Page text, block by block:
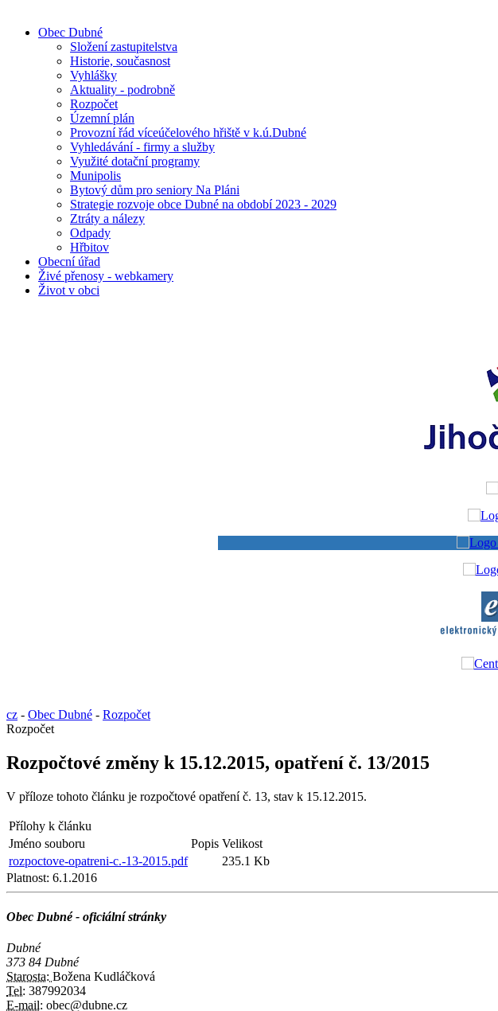
Obec Dubné
Složení zastupitelstva
Historie, současnost
Vyhlášky
Aktuality - podrobně
Rozpočet
Územní plán
Provozní řád víceúčelového hřiště v k.ú.Dubné
Vyhledávání - firmy a služby
Využité dotační programy
Munipolis
Bytový dům pro seniory Na Pláni
Strategie rozvoje obce Dubné na období 2023 - 2029
Ztráty a nálezy
Odpady
Hřbitov
Obecní úřad
Živé přenosy - webkamery
Život v obci
cz - Obec Dubné - Rozpočet
Rozpočet
Rozpočtové změny k 15.12.2015, opatření č. 13/2015
V příloze tohoto článku je rozpočtové opatření č. 13, stav k 15.12.2015.
Přílohy k článku
Jméno souboru
Popis Velikost
rozpoctove-opatreni-c.-13-2015.pdf
235.1 Kb
Platnost: 6.1.2016
Obec Dubné - oficiální stránky
Dubné
373 84 Dubné
Starosta: Božena Kudláčková
Tel: 387992034
E-mail: obec@dubne.cz